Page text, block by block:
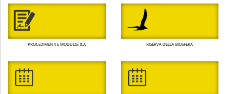
PROCEDIMENTI E MODULISTICA RISERVA DELLA BIOSFERA